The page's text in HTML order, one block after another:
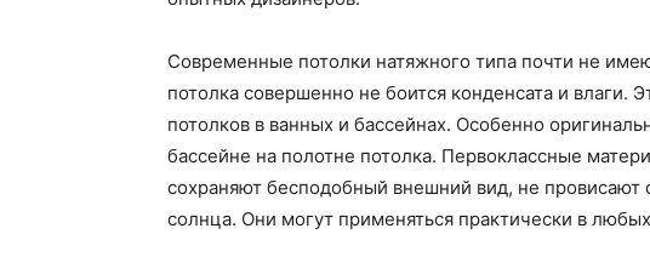
Современные потолки натяжного типа почти не
потолка совершенно не боится конденсата и влаги.
потолков в ванных и бассейнах. Особенно
бассейне на полотне потолка. Первоклассные
сохраняют бесподобный внешний вид, не провисают
солнца. Они могут применяться практически в